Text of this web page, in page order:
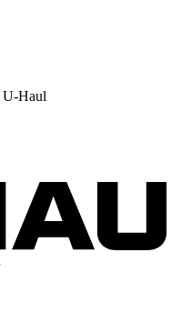
U-Haul